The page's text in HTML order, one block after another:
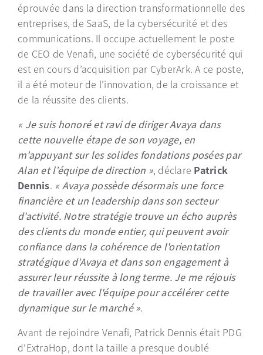
éprouvée dans la direction transformationnelle des
entreprises, de SaaS, de la cybersécurité et des
communications. Il occupe actuellement le poste
de CEO de Venafi, une société de cybersécurité qui
est en cours d’acquisition par CyberArk. A ce poste,
il a été moteur de l’innovation, de la croissance et
de la réussite des clients.
« Je suis honoré et ravi de diriger Avaya dans
cette nouvelle étape de son voyage, en
m’appuyant sur les solides fondations posées par
Alan et l’équipe de direction », déclare Patrick
Dennis. « Avaya possède désormais une force
financière et un leadership dans son secteur
d’activité. Notre stratégie trouve un écho auprès
des clients du monde entier, qui peuvent avoir
confiance dans la cohérence de l'orientation
stratégique d'Avaya et dans son engagement à
assurer leur réussite à long terme. Je me réjouis
de travailler avec l'équipe pour accélérer cette
dynamique sur le marché ».
Avant de rejoindre Venafi, Patrick Dennis était PDG
d'ExtraHop, dont la taille a presque doublé